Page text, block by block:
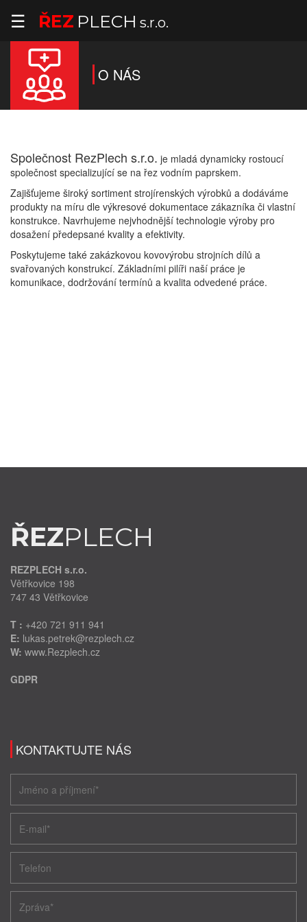
☰ ŘEZ PLECH s.r.o.
O
nás
Výrobní
možnosti
Strojní
vybavení
O NÁS
Společnost RezPlech s.r.o. je mladá dynamicky rostoucí
společnost specializující se na řez vodním paprskem.
Zajišťujeme široký sortiment strojírenských výrobků a dodáváme
produkty na míru dle výkresové dokumentace zákazníka či vlastní
konstrukce. Navrhujeme nejvhodnější technologie výroby pro
dosažení předepsané kvality a efektivity.
Poskytujeme také zakázkovou kovovýrobu strojních dílů a
svařovaných konstrukcí. Základními pilíři naší práce je
komunikace, dodržování termínů a kvalita odvedené práce.
ŘEZPLECH
REZPLECH s.r.o.
Větřkovice 198
747 43 Větřkovice
T : +420 721 911 941
E: lukas.petrek@rezplech.cz
W: www.Rezplech.cz
GDPR
KONTAKTUJTE NÁS